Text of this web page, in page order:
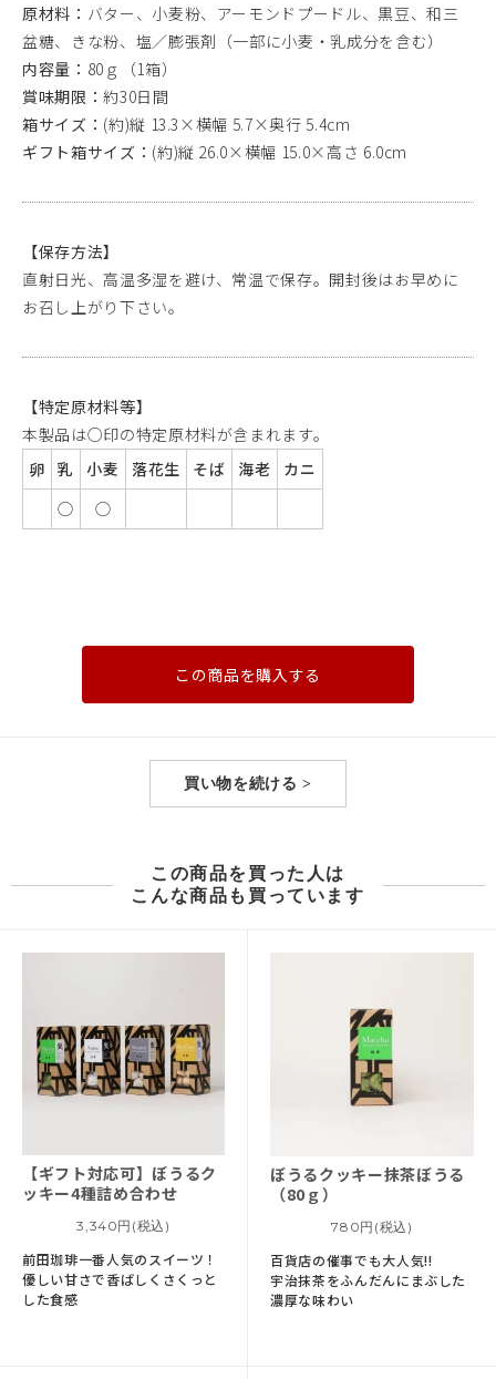
原材料： バター、小麦粉、アーモンドプードル、黒豆、和三
盆糖、きな粉、塩／膨張剤（一部に小麦・乳成分を含む）
内容量： 80ｇ（1箱）
賞味期限：約30日間
箱サイズ： (約)縦 13.3×横幅 5.7×奥行 5.4cm
ギフト箱サイズ： (約)縦 26.0×横幅 15.0×高さ 6.0cm
【保存方法】
直射日光、高温多湿を避け、常温で保存。開封後はお早めに
お召し上がり下さい。
【特定原材料等】
本製品は○印の特定原材料が含まれます。
卵
乳 小麦 落花生 そば 海老
カニ
◯
◯
この商品を購入する
買い物を続ける >
この商品を買った人は
こんな商品も買っています
【ギフト対応可】 ぼうるク
ッキー4種詰め合わせ
3,340円(税込)
前田珈琲一番人気のスイーツ！
優しい甘さで香ばしくさくっと
した食感
ぼうるクッキー抹茶ぼうる
（80ｇ）
780円(税込)
百貨店の催事でも大人気!!
宇治抹茶をふんだんにまぶした
濃厚な味わい